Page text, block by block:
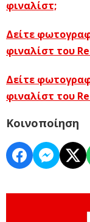
φιναλίστ;
Δείτε
φιναλίστ του
Δείτε
φιναλίστ του
Κοινοποίηση